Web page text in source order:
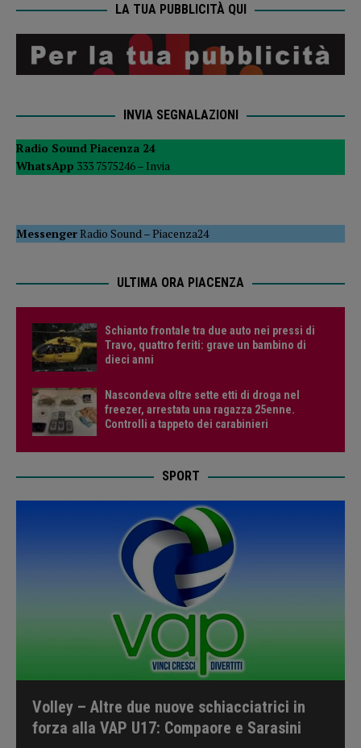
LA TUA PUBBLICITÀ QUI
INVIA SEGNALAZIONI
Radio Sound Piacenza 24
WhatsApp 333 7575246 – Invia
MessengerRadio Sound –Piacenza24
ULTIMA ORA PIACENZA
Schianto frontale tra due auto nei pressi di
Travo, quattro feriti: grave un bambino di
dieci anni
Nascondeva oltre sette etti di droga nel
freezer, arrestata una ragazza 25enne.
Controlli a tappeto dei carabinieri
SPORT
Volley – Altre due nuove schiacciatrici in
forza alla VAP U17: Compaore e Sarasini